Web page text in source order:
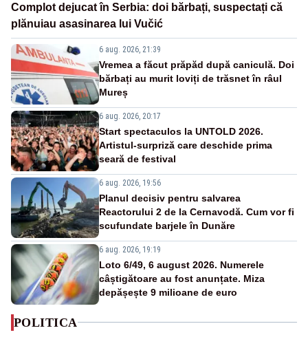
Complot dejucat în Serbia: doi bărbați, suspectați că
plănuiau asasinarea lui Vučić
6 aug. 2026, 21:39
Vremea a făcut prăpăd după caniculă. Doi
bărbați au murit loviți de trăsnet în râul
Mureș
6 aug. 2026, 20:17
Start spectaculos la UNTOLD 2026.
Artistul-surpriză care deschide prima
seară de festival
6 aug. 2026, 19:56
Planul decisiv pentru salvarea
Reactorului 2 de la Cernavodă. Cum vor fi
scufundate barjele în Dunăre
6 aug. 2026, 19:19
Loto 6/49, 6 august 2026. Numerele
câștigătoare au fost anunțate. Miza
depășește 9 milioane de euro
POLITICA